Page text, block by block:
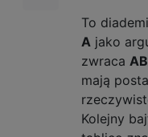
To
A jako
zwraca AB
mają
Kolejny